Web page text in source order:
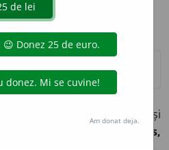
(Despre oameni și
cordial. – Din
affabilis,
Am donat deja.